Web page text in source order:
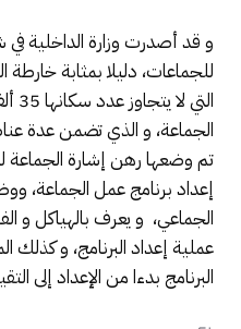
و قد أصدرت وزارة الداخلية
للجماعات، دليلا بمثابة
الجماعة، و الذي تضمن عدة
تم وضعها رهن إشارة
إعداد برنامج عمل الجماعة،
الجماعي، و يعرف بالهياكل و
عملية إعداد البرنامج، و كذلك
البرنامج بدءا من الإعداد إلى